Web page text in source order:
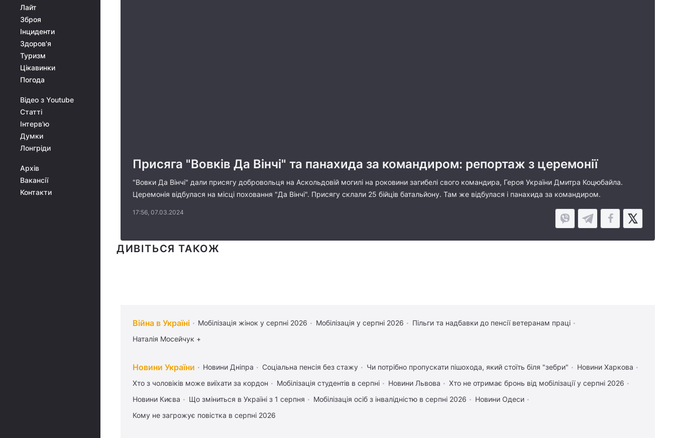
Лайт
Зброя
Інциденти
Здоров'я
Туризм
Цікавинки
Погода
Відео з Youtube
Статті
Інтерв'ю
Думки
Лонгріди
Архів
Вакансії
Контакти
Присяга "Вовків Да Вінчі" та панахида за командиром: репортаж з церемонії
"Вовки Да Вінчі" дали присягу добровольця на Аскольдовій могилі на роковини загибелі свого командира, Героя України Дмитра Коцюбайла.
Церемонія відбулася на місці поховання "Да Вінчі". Присягу склали 25 бійців батальйону. Там же відбулася і панахида за командиром.
17:56, 07.03.2024
ДИВІТЬСЯ ТАКОЖ
Війна в Україні Мобілізація жінок у серпні 2026 Мобілізація у серпні 2026
Пільги та надбавки до пенсії ветеранам праці
Наталія Мосейчук +
Новини України Новини Дніпра Соціальна пенсія без стажу Чи потрібно пропускати пішохода, який стоїть біля "зебри"
Новини Харкова
Хто з чоловіків може виїхати за кордон
Мобілізація студентів в серпні Новини Львова
Хто не отримає бронь від мобілізації у серпні 2026
Новини Києва
Що зміниться в Україні з 1 серпня Мобілізація осіб з інвалідністю в серпні 2026
Новини Одеси
Кому не загрожує повістка в серпні 2026